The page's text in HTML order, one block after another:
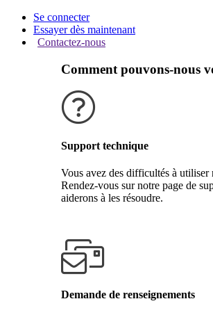
Se connecter
Essayer dès maintenant
Contactez-nous
Comment pouvons-nous
Support technique
Vous avez des difficultés à
Rendez-vous sur notre page de
aiderons à les résoudre.
Demande de renseignements